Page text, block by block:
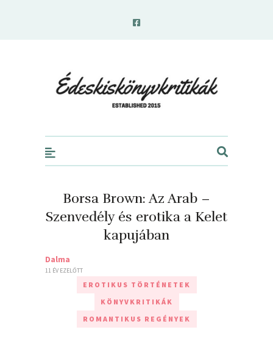
Borsa Brown: Az Arab –
Szenvedély és erotika a Kelet
kapujában
Dalma
11 ÉV EZELŐTT
EROTIKUS TÖRTÉNETEK
KÖNYVKRITIKÁK
ROMANTIKUS REGÉNYEK